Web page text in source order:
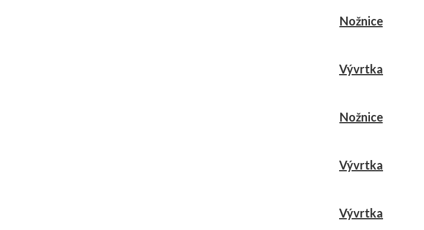
Nožnice
Vývrtka
Nožnice
Vývrtka
Vývrtka